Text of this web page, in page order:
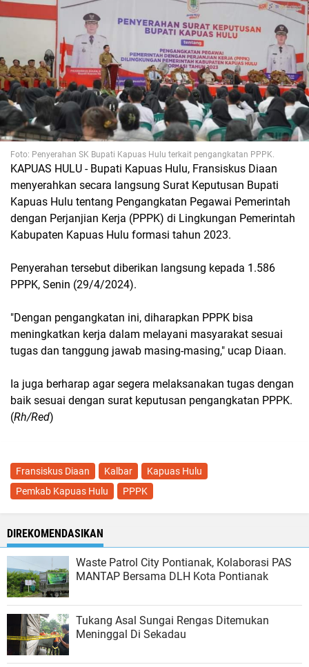
Foto: Penyerahan SK Bupati Kapuas Hulu terkait pengangkatan PPPK.
KAPUAS HULU - Bupati Kapuas Hulu, Fransiskus Diaan
menyerahkan secara langsung Surat Keputusan Bupati
Kapuas Hulu tentang Pengangkatan Pegawai Pemerintah
dengan Perjanjian Kerja (PPPK) di Lingkungan Pemerintah
Kabupaten Kapuas Hulu formasi tahun 2023.
Penyerahan tersebut diberikan langsung kepada 1.586
PPPK, Senin (29/4/2024).
"Dengan pengangkatan ini, diharapkan PPPK bisa
meningkatkan kerja dalam melayani masyarakat sesuai
tugas dan tanggung jawab masing-masing," ucap Diaan.
Ia juga berharap agar segera melaksanakan tugas dengan
baik sesuai dengan surat keputusan pengangkatan PPPK.
(Rh/Red)
Fransiskus Diaan Kalbar
Kapuas Hulu
Pemkab Kapuas Hulu
PPPK
DIREKOMENDASIKAN
Waste Patrol City Pontianak, Kolaborasi PAS
MANTAP Bersama DLH Kota Pontianak
Tukang Asal Sungai Rengas Ditemukan
Meninggal Di Sekadau